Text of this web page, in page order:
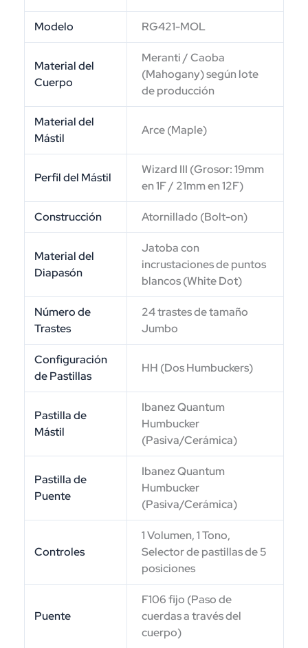
Modelo RG421-MOL
Material del
Cuerpo
Meranti / Caoba
(Mahogany) según lote
de producción
Material del
Mástil
Arce (Maple)
Perfil del Mástil
Wizard III (Grosor: 19mm
en 1F / 21mm en 12F)
Construcción Atornillado (Bolt-on)
Material del
Diapasón
Jatoba con
incrustaciones de puntos
blancos (White Dot)
Número de
Trastes
24 trastes de tamaño
Jumbo
Configuración
de Pastillas
HH (Dos Humbuckers)
Pastilla de
Mástil
Ibanez Quantum
Humbucker
(Pasiva/Cerámica)
Pastilla de
Puente
Ibanez Quantum
Humbucker
(Pasiva/Cerámica)
Controles
1 Volumen, 1 Tono,
Selector de pastillas de 5
posiciones
Puente
F106 fijo (Paso de
cuerdas a través del
cuerpo)